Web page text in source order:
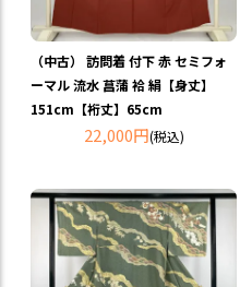
（中古） 訪問着 付下 赤 セミフォ
ーマル 流水 菖蒲 袷 絹【身丈】
151cm【裄丈】65cm
22,000円(税込)